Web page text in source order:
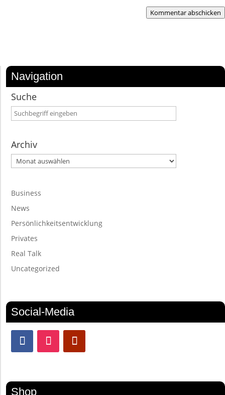
Kommentar abschicken
Navigation
Suche
Archiv
Archiv
Business
News
Persönlichkeitsentwicklung
Privates
Real Talk
Uncategorized
Social-Media
Shop